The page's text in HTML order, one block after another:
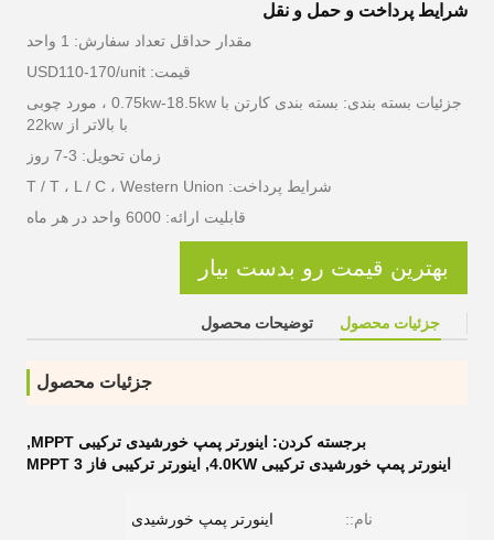
شرایط پرداخت و حمل و نقل
مقدار حداقل تعداد سفارش: 1 واحد
قیمت: USD110-170/unit
جزئیات بسته بندی: بسته بندی کارتن با 0.75kw-18.5kw ، مورد چوبی
با بالاتر از 22kw
زمان تحویل: 3-7 روز
شرایط پرداخت: T / T ، L / C ، Western Union
قابلیت ارائه: 6000 واحد در هر ماه
بهترین قیمت رو بدست بیار
جزئیات محصول توضیحات محصول
جزئیات محصول
برجسته کردن: اینورتر پمپ خورشیدی ترکیبی MPPT
,
اینورتر پمپ خورشیدی ترکیبی 4.0KW
, اینورتر ترکیبی فاز MPPT 3
نام:: اینورتر پمپ خورشیدی